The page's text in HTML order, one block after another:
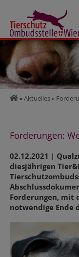
»Aktuelles»
Forderungen:
02.12.2021 |
diesjährigen
Forderungen, mit
notwendige Ende